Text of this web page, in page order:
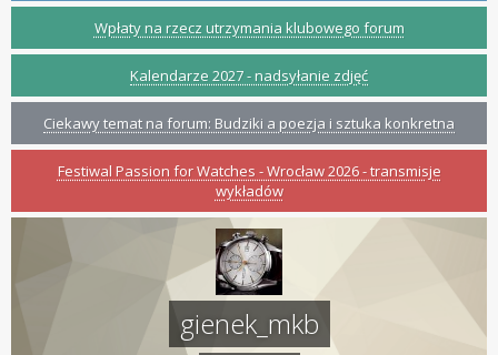
Wpłaty na rzecz utrzymania klubowego forum
Kalendarze 2027 - nadsyłanie zdjęć
Ciekawy temat na forum: Budziki a poezja i sztuka konkretna
Festiwal Passion for Watches - Wrocław 2026 - transmisje
wykładów
gienek_mkb